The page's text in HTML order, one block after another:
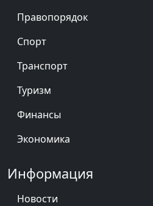
Правопорядок
Спорт
Транспорт
Туризм
Финансы
Экономика
Информация
Новости